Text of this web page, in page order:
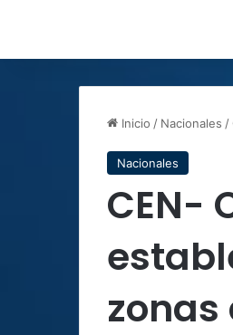
Inicio / Nacionales /
Nacionales
CEN-